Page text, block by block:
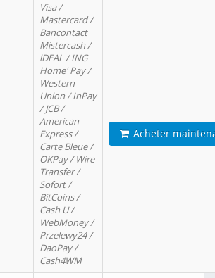
Visa /
Mastercard /
Bancontact
Mistercash /
iDEAL / ING
Home' Pay /
Western
Union / InPay
/ JCB /
American
Express /
Carte Bleue /
OKPay / Wire
Transfer /
Sofort /
BitCoins /
Cash U /
WebMoney /
Przelewy24 /
DaoPay /
Cash4WM
Acheter